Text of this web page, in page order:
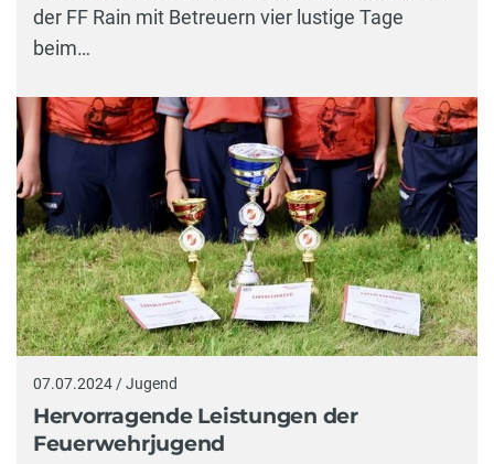
der FF Rain mit Betreuern vier lustige Tage
beim…
07.07.2024 / Jugend
Hervorragende Leistungen der
Feuerwehrjugend